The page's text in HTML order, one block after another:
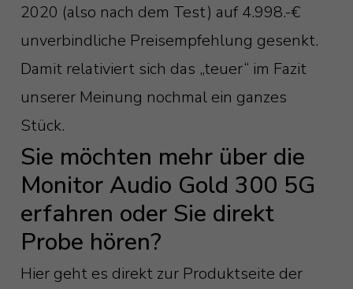
2020 (also nach dem Test) auf 4.998.-€
unverbindliche Preisempfehlung gesenkt.
Damit relativiert sich das „teuer“ im Fazit
unserer Meinung nochmal ein ganzes
Stück.
Sie möchten mehr über die
Monitor Audio Gold 300 5G
erfahren oder Sie direkt
Probe hören?
Hier geht es direkt zur Produktseite der